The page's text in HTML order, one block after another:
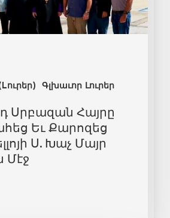
Գլխաւոր Լուրեր
Սրբազան Հայրը
Եւ Քարոզեց
Ս. Խաչ Մայր
Մէջ